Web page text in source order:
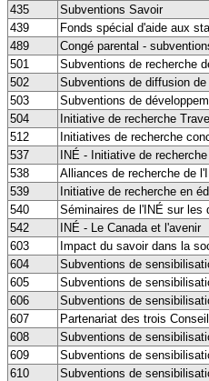
435
Subventions Savoir
439
Fonds spécial d'aide aux
489
Congé parental -
501
Subventions de recherche
502
Subventions de diffusion de
503
Subventions de
504
Initiative de recherche
512
Initiatives de recherche
537
INÉ - Initiative de
538
Alliances de recherche de
539
Initiative de recherche en
540
Séminaires de l'INÉ sur les
542
INÉ - Le Canada et l'avenir
603
Impact du savoir dans la
604
Subventions de
605
Subventions de
606
Subventions de
607
Partenariat des trois
608
Subventions de
609
Subventions de
610
Subventions de